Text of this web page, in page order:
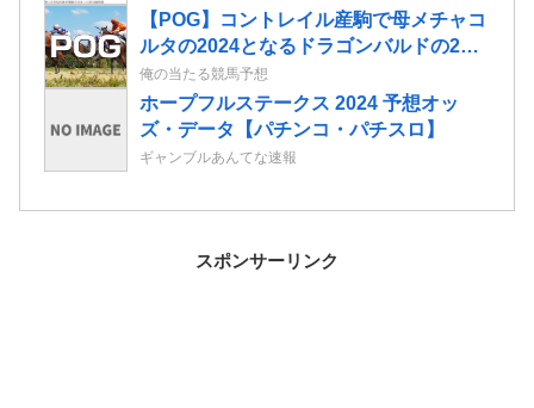
く愛される馬を育てたい」
【POG】コントレイル産駒で母メチャコ
ルタの2024となるドラゴンバルドの2歳
情報
俺の当たる競馬予想
ホープフルステークス 2024 予想オッ
ズ・データ【パチンコ・パチスロ】
ギャンブルあんてな速報
スポンサーリンク